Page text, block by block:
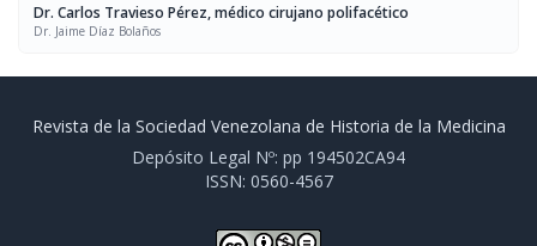
Dr. Carlos Travieso Pérez, médico cirujano polifacético
Dr. Jaime Díaz Bolaños
Revista de la Sociedad Venezolana de Historia de la Medicina
Depósito Legal Nº: pp 194502CA94
ISSN: 0560-4567